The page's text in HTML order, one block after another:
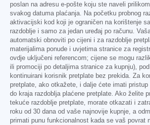
poslan na adresu e-pošte koju ste naveli
svakog datuma plaćanja. Na početku probnog
aktivacijski kod koji je ograničen na korištenje
razdoblje i samo za jedan uređaj po računu.
automatski obnoviti po cijeni i za razdoblje
materijalima ponude i uvjetima stranice za
ovdje uključeni referencom; cijene se mogu
ili promociji po detaljima stranice za kupnju),
kontinuirani korisnik pretplate bez prekida. Za
pretplate, ako otkažete, i dalje ćete imati
do kraja razdoblja plaćene pretplate. Ako želite
tekuće razdoblje pretplate, morate otkazati i
roku od 30 dana od vaše najnovije kupnje, a
primati punu funkcionalnost kada se vaš povrat